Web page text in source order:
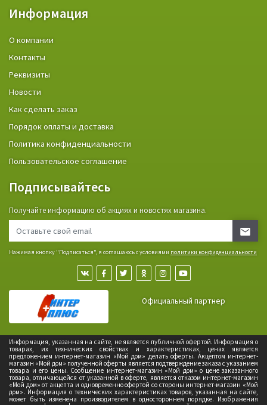
Информация
О компании
Контакты
Реквизиты
Новости
Как сделать заказ
Порядок оплаты и доставка
Политика конфиденциальности
Пользовательское соглашение
Подписывайтесь
Получайте информацию об акциях и новостях магазина.
Нажимая кнопку "Подписаться", я соглашаюсь с условиями политики конфиденциальности
Официальный партнер
Информация, указанная на сайте, не является публичной офертой. Информация о
товарах, их технических свойствах и характеристиках, ценах является
предложением интернет-магазин «Мой дом» делать оферты. Акцептом интернет-
магазин «Мой дом» полученной оферты является подтверждение заказа с указанием
товара и его цены. Сообщение интернет-магазин «Мой дом» о цене заказанного
товара, отличающейся от указанной в оферте, является отказом интернет-магазин
«Мой дом» от акцепта и одновременно офертой со стороны интернет-магазин «Мой
дом». Информация о технических характеристиках товаров, указанная на сайте,
может быть изменена производителем в одностороннем порядке. Изображения